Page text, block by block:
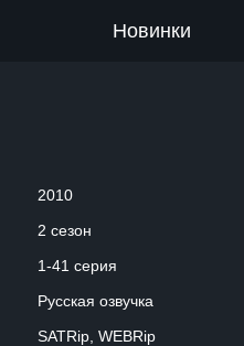
Новинки
2010
2 сезон
1-41 серия
Русская озвучка
SATRip, WEBRip